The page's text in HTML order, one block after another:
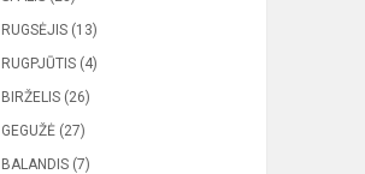
RUGSĖJIS (13)
RUGPJŪTIS (4)
BIRŽELIS (26)
GEGUŽĖ (27)
BALANDIS (7)